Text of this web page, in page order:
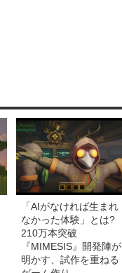
「AIがなければ生まれ
なかった体験」とは?
210万本突破
『MIMESIS』開発陣が
明かす、試作を重ねる